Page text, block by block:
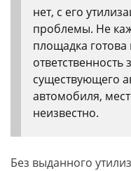
нет, с его
проблемы. Не
площадка готова
существующего
автомобиля,
неизвестно.
Без выданного